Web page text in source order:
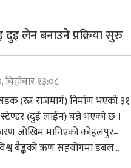
दुइ लेन बनाउने प्रक्रिया सुरु
१३:०८
(रत्न राजमार्ग) निर्माण भएको ३१
(दुई लाईन) बन्ने भएको छ ।
जोखिम मानिएको कोहलपुर–
बैङ्कको ऋण सहयोगमा डबल...